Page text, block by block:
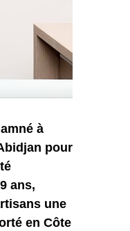
à
pour
ans,
une
en Côte